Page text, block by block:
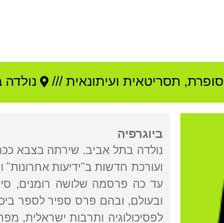
סופרת, תסריטאית ועיתונאית /// נולדה
ביוגרפיה
נולדה בתל אביב. שירתה בצבא
ועורכת חדשות ב"ידיעות
עד כה פרסמה שלושה רומנים,